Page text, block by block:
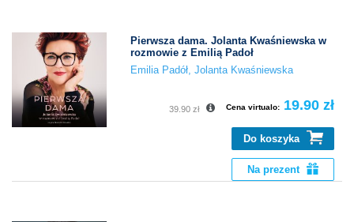
Pierwsza dama. Jolanta Kwaśniewska w
rozmowie z Emilią Padoł
Emilia Padół Jolanta Kwaśniewska
Cena virtualo: 19.90 zł
39.90 zł
Do koszyka
Na prezent